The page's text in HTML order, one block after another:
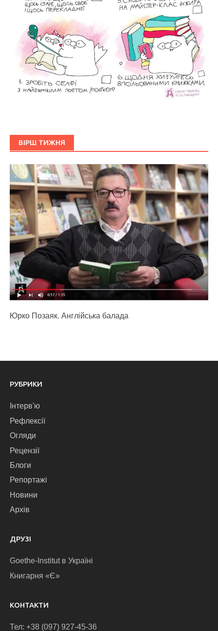
ВІРШ ТИЖНЯ
Юрко Позаяк. Англійська балада
РУБРИКИ
Інтерв'ю
Рефлексії
Огляди
Рецензії
Блоги
Репортажі
Новини
Архів
ДРУЗІ
Goethe-Institut в Україні
Книгарня «Є»
КОНТАКТИ
Тел: +38 (097) 927-45-36